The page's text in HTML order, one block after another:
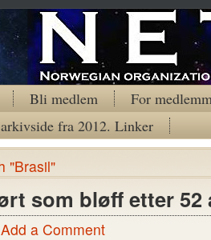
Bli medlem
For
fra 2012. Linker
"Brasil"
som bløff etter 52
Add a Comment